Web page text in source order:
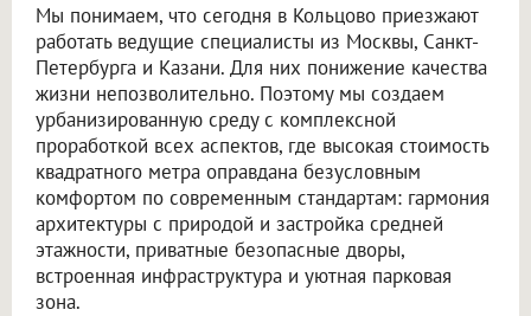
Мы понимаем, что сегодня в Кольцово приезжают
работать ведущие специалисты из Москвы, Санкт-
Петербурга и Казани. Для них понижение качества
жизни непозволительно. Поэтому мы создаем
урбанизированную среду с комплексной
проработкой всех аспектов, где высокая стоимость
квадратного метра оправдана безусловным
комфортом по современным стандартам: гармония
архитектуры с природой и застройка средней
этажности, приватные безопасные дворы,
встроенная инфраструктура и уютная парковая
зона.